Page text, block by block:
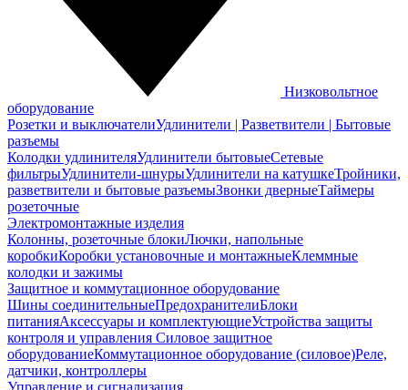
Низковольтное
оборудование
Розетки и выключателиУдлинители | Разветвители | Бытовые
разъемы
Колодки удлинителяУдлинители бытовыеСетевые
фильтрыУдлинители-шнурыУдлинители на катушкеТройники,
разветвители и бытовые разъемыЗвонки дверныеТаймеры
розеточные
Электромонтажные изделия
Колонны, розеточные блокиЛючки, напольные
коробкиКоробки установочные и монтажныеКлеммные
колодки и зажимы
Защитное и коммутационное оборудование
Шины соединительныеПредохранителиБлоки
питанияАксессуары и комплектующиеУстройства защиты
контроля и управления Силовое защитное
оборудованиеКоммутационное оборудование (силовое)Реле,
датчики, контроллеры
Управление и сигнализация